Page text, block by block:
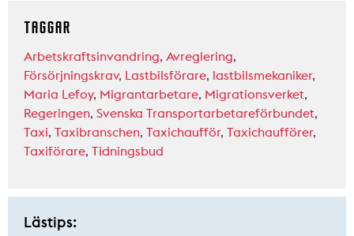
TAGGAR
Arbetskraftsinvandring, Avreglering,
Försörjningskrav, Lastbilsförare, lastbilsmekaniker,
Maria Lefoy, Migrantarbetare, Migrationsverket,
Regeringen, Svenska Transportarbetareförbundet,
Taxi, Taxibranschen, Taxichaufför, Taxichaufförer,
Taxiförare, Tidningsbud
Lästips: